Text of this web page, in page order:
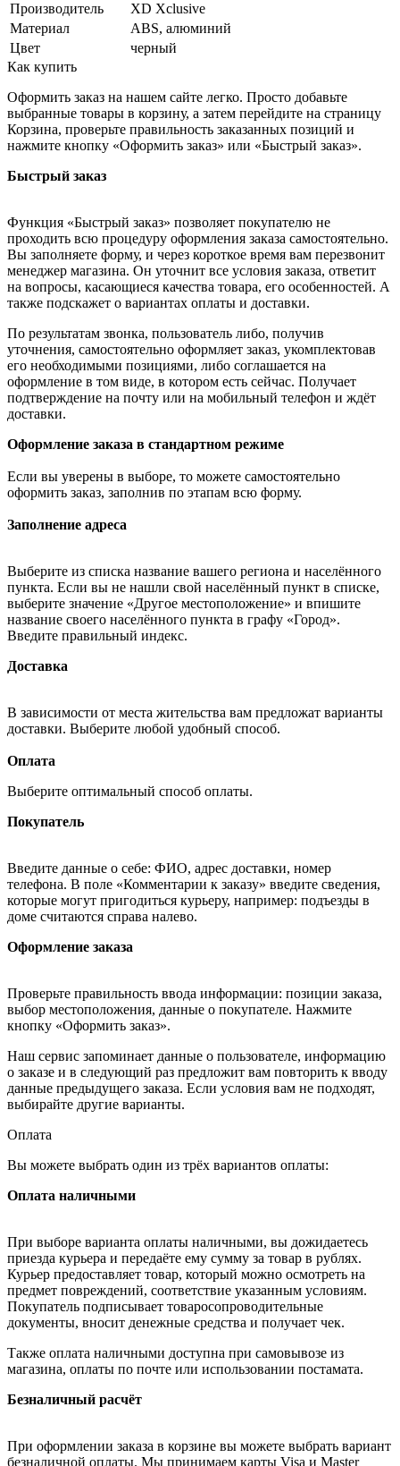
Производитель
XD Xclusive
Материал
ABS, алюминий
Цвет
черный
Как купить
Оформить заказ на нашем сайте легко. Просто добавьте
выбранные товары в корзину, а затем перейдите на страницу
Корзина, проверьте правильность заказанных позиций и
нажмите кнопку «Оформить заказ» или «Быстрый заказ».
Быстрый заказ
Функция «Быстрый заказ» позволяет покупателю не
проходить всю процедуру оформления заказа самостоятельно.
Вы заполняете форму, и через короткое время вам перезвонит
менеджер магазина. Он уточнит все условия заказа, ответит
на вопросы, касающиеся качества товара, его особенностей. А
также подскажет о вариантах оплаты и доставки.
По результатам звонка, пользователь либо, получив
уточнения, самостоятельно оформляет заказ, укомплектовав
его необходимыми позициями, либо соглашается на
оформление в том виде, в котором есть сейчас. Получает
подтверждение на почту или на мобильный телефон и ждёт
доставки.
Оформление заказа в стандартном режиме
Если вы уверены в выборе, то можете самостоятельно
оформить заказ, заполнив по этапам всю форму.
Заполнение адреса
Выберите из списка название вашего региона и населённого
пункта. Если вы не нашли свой населённый пункт в списке,
выберите значение «Другое местоположение» и впишите
название своего населённого пункта в графу «Город».
Введите правильный индекс.
Доставка
В зависимости от места жительства вам предложат варианты
доставки. Выберите любой удобный способ.
Оплата
Выберите оптимальный способ оплаты.
Покупатель
Введите данные о себе: ФИО, адрес доставки, номер
телефона. В поле «Комментарии к заказу» введите сведения,
которые могут пригодиться курьеру, например: подъезды в
доме считаются справа налево.
Оформление заказа
Проверьте правильность ввода информации: позиции заказа,
выбор местоположения, данные о покупателе. Нажмите
кнопку «Оформить заказ».
Наш сервис запоминает данные о пользователе, информацию
о заказе и в следующий раз предложит вам повторить к вводу
данные предыдущего заказа. Если условия вам не подходят,
выбирайте другие варианты.
Оплата
Вы можете выбрать один из трёх вариантов оплаты:
Оплата наличными
При выборе варианта оплаты наличными, вы дожидаетесь
приезда курьера и передаёте ему сумму за товар в рублях.
Курьер предоставляет товар, который можно осмотреть на
предмет повреждений, соответствие указанным условиям.
Покупатель подписывает товаросопроводительные
документы, вносит денежные средства и получает чек.
Также оплата наличными доступна при самовывозе из
магазина, оплаты по почте или использовании постамата.
Безналичный расчёт
При оформлении заказа в корзине вы можете выбрать вариант
безналичной оплаты. Мы принимаем карты Visa и Master